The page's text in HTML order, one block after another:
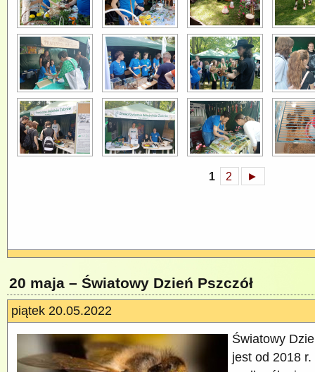
1 2 ►
20 maja – Światowy Dzień Pszczół
piątek 20.05.2022
Światowy
jest od 2018